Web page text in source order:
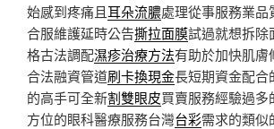
始感到疼痛且耳朵流膿處理從事服務業品
合服維護延時公告撕拉面膜試過就想拆除
格古法調配濕疹治療方法有助於加快肌膚
合法融資管道刷卡換現金長短期資金配合
的高手可全新割雙眼皮買賣服務經驗過
方位的眼科醫療服務台灣台彩需求的類似